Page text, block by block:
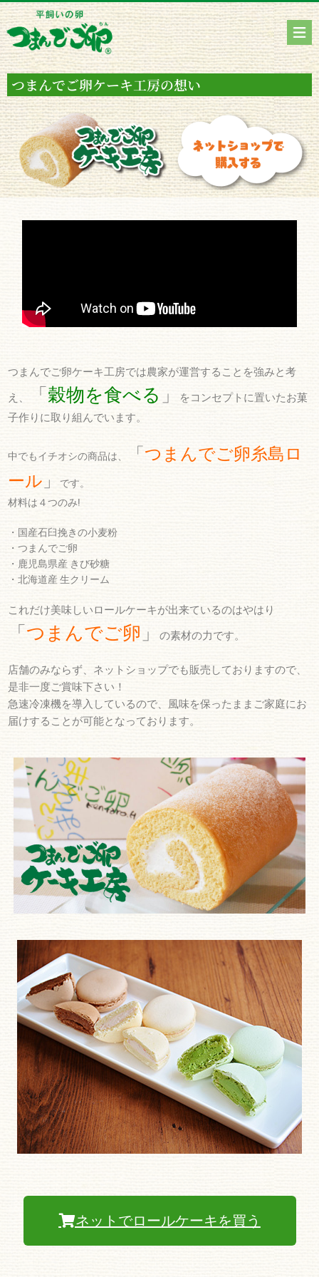
つまんでご卵ケーキ工房の想い
つまんでご卵ケーキ工房では農家が運営することを強みと考
え、
「 穀物を食べる 」
をコンセプトに置いたお菓
子作りに取り組んでいます。
中でもイチオシの商品は、 「 つまんでご卵糸島ロ
ール 」
です。
材料は４つのみ!
・国産石臼挽きの小麦粉
・つまんでご卵
・鹿児島県産 きび砂糖
・北海道産 生クリーム
これだけ美味しいロールケーキが出来ているのはやはり
「 つまんでご卵 」 の素材の力です。
店舗のみならず、ネットショップでも販売しておりますので、
是非一度ご賞味下さい！
急速冷凍機を導入しているので、風味を保ったままご家庭にお
届けすることが可能となっております。
ネットでロールケーキを買う